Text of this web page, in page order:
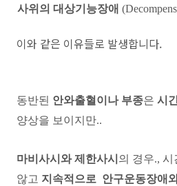
사위의 대상기능장애
이와 같은 이유들로 발생합니다.
동반된 안와출혈이나 부종은 시
양상을 보이지만..
마비사시와 제한사시 의 경우., 시
않고 지속적으로 안구운동장애